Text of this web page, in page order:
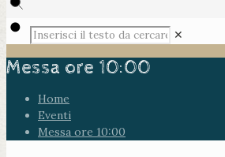
✕
Messa ore 10:00
Home
Eventi
Messa ore 10:00